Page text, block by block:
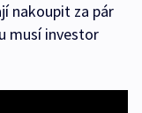
nakoupit za pár
musí investor